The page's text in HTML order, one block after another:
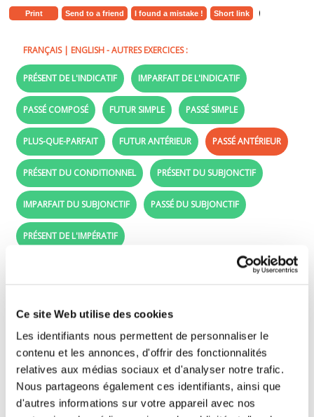
Ce site Web utilise des cookies
Les identifiants nous permettent de personnaliser le
contenu et les annonces, d'offrir des fonctionnalités
relatives aux médias sociaux et d'analyser notre trafic.
Nous partageons également ces identifiants, ainsi que
d'autres informations sur votre appareil avec nos
Print Send to a friend I found a mistake ! Short link
FRANÇAIS| ENGLISH- AUTRES EXERCICES :
PRÉSENT DE L'INDICATIF IMPARFAIT DE L'INDICATIF
PASSÉ COMPOSÉ FUTUR SIMPLE PASSÉ SIMPLE
PLUS-QUE-PARFAIT FUTUR ANTÉRIEUR PASSÉ ANTÉRIEUR
PRÉSENT DU CONDITIONNEL PRÉSENT DU SUBJONCTIF
IMPARFAIT DU SUBJONCTIF PASSÉ DU SUBJONCTIF
PRÉSENT DE L'IMPÉRATIF
Passé antérieur - Learn French with the
Drag the conjugated forms (purple labels)
beside the right subjects (je, tu, ..).
je